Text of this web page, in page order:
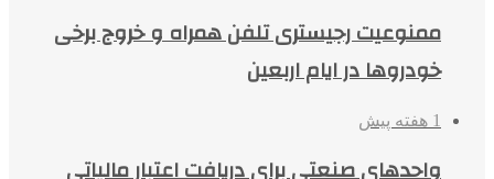
ممنوعیت رجیستری تلفن همراه و خروج برخی
خودروها در ایام اربعین
1 هفته پیش
واحدهای صنعتی برای دریافت اعتبار مالیاتی